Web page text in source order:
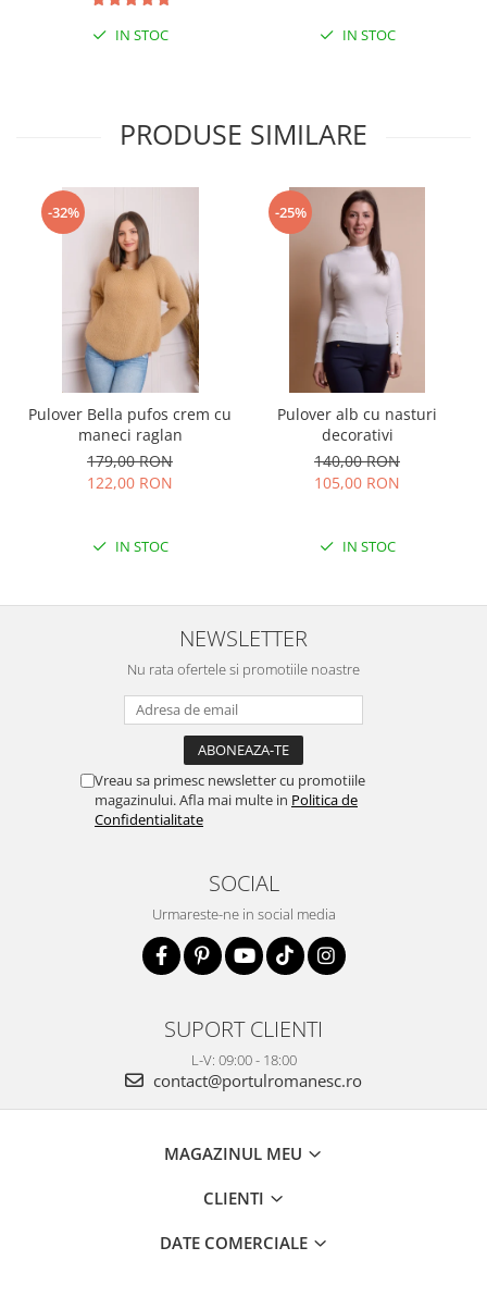
IN STOC IN STOC
PRODUSE SIMILARE
-32%
Pulover Bella pufos crem cu
maneci raglan
179,00 RON
122,00 RON
IN STOC
-25%
Pulover alb cu nasturi
decorativi
140,00 RON
105,00 RON
IN STOC
NEWSLETTER
Nu rata ofertele si promotiile noastre
Vreau sa primesc newsletter cu promotiile
magazinului. Afla mai multe in Politica de
Confidentialitate
SOCIAL
Urmareste-ne in social media
SUPORT CLIENTI
L-V: 09:00 - 18:00
contact@portulromanesc.ro
MAGAZINUL MEU
CLIENTI
DATE COMERCIALE